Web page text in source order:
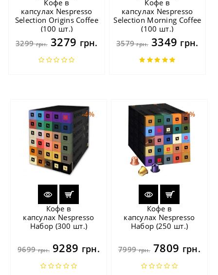
Кофе в
капсулах Nespresso
Selection Origins Coffee
(100 шт.)
3299грн.3279 грн.
Кофе в
капсулах Nespresso
Selection Morning Coffee
(100 шт.)
3579грн.3349 грн.
-4%
Кофе в
капсулах Nespresso
Набор (300 шт.)
9699грн.9289 грн.
-2%
Кофе в
капсулах Nespresso
Набор (250 шт.)
7999грн.7809 грн.